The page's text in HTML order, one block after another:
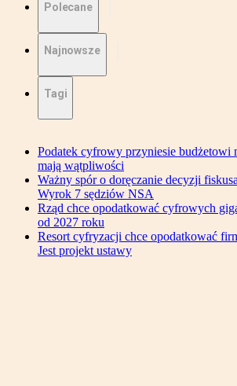
Polecane
Najnowsze
Tagi
Podatek cyfrowy przyniesie budżetowi
mają wątpliwości
Ważny spór o doręczanie decyzji
Wyrok 7 sędziów NSA
Rząd chce opodatkować cyfrowych
od 2027 roku
Resort cyfryzacji chce opodatkować
Jest projekt ustawy